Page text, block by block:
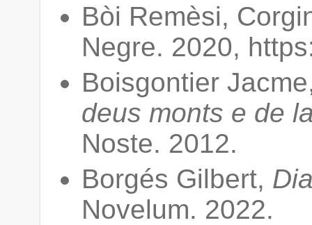
Bòi Remèsi,
Negre. 2020,
Boisgontier
deus monts e de
Noste. 2012.
Borgés Gilbert,
Novelum. 2022.